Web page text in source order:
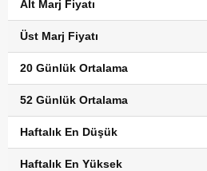
Alt Marj Fiyatı
Üst Marj Fiyatı
20 Günlük Ortalama
52 Günlük Ortalama
Haftalık En Düşük
Haftalık En Yüksek